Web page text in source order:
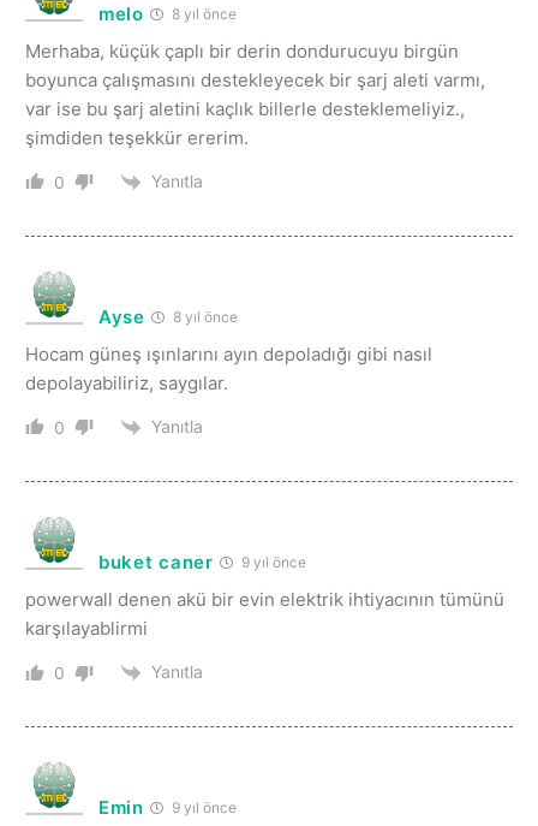
melo 8 yıl önce
Merhaba, küçük çaplı bir derin dondurucuyu birgün
boyunca çalışmasını destekleyecek bir şarj aleti varmı,
var ise bu şarj aletini kaçlık billerle desteklemeliyiz.,
şimdiden teşekkür ererim.
0 Yanıtla
Ayse 8 yıl önce
Hocam güneş ışınlarını ayın depoladığı gibi nasıl
depolayabiliriz, saygılar.
0 Yanıtla
buket caner 9 yıl önce
powerwall denen akü bir evin elektrik ihtiyacının tümünü
karşılayablirmi
0 Yanıtla
Emin 9 yıl önce